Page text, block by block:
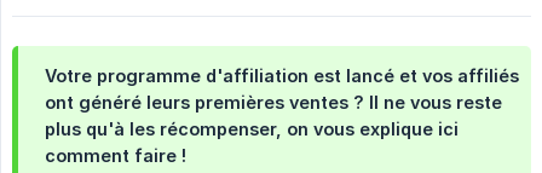
Votre programme d'affiliation est lancé et vos affiliés
ont généré leurs premières ventes ? Il ne vous reste
plus qu'à les récompenser, on vous explique ici
comment faire !